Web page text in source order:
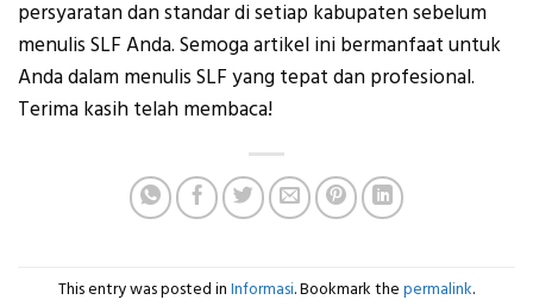
persyaratan dan standar di setiap kabupaten sebelum
menulis SLF Anda. Semoga artikel ini bermanfaat untuk
Anda dalam menulis SLF yang tepat dan profesional.
Terima kasih telah membaca!
This entry was posted in Informasi. Bookmark the permalink.